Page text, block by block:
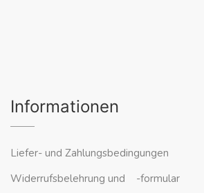
Informationen
Liefer- und Zahlungsbedingungen
Widerrufsbelehrung und -formular